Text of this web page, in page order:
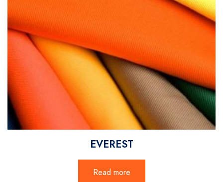
EVEREST
Read more